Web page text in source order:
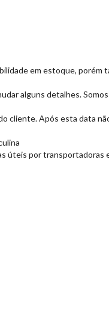
em estoque, porém
alguns detalhes.
cliente. Após esta data
úteis por transportadoras